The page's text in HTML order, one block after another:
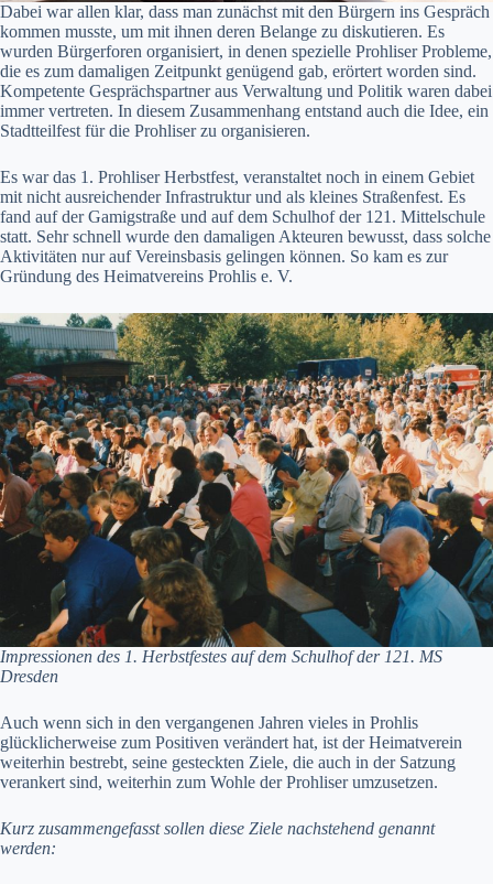
Dabei war allen klar, dass man zunächst mit den Bürgern ins Gespräch
kommen musste, um mit ihnen deren Belange zu diskutieren. Es
wurden Bürgerforen organisiert, in denen spezielle Prohliser Probleme,
die es zum damaligen Zeitpunkt genügend gab, erörtert worden sind.
Kompetente Gesprächspartner aus Verwaltung und Politik waren dabei
immer vertreten. In diesem Zusammenhang entstand auch die Idee, ein
Stadtteilfest für die Prohliser zu organisieren.
Es war das 1. Prohliser Herbstfest, veranstaltet noch in einem Gebiet
mit nicht ausreichender Infrastruktur und als kleines Straßenfest. Es
fand auf der Gamigstraße und auf dem Schulhof der 121. Mittelschule
statt. Sehr schnell wurde den damaligen Akteuren bewusst, dass solche
Aktivitäten nur auf Vereinsbasis gelingen können. So kam es zur
Gründung des Heimatvereins Prohlis e. V.
Impressionen des 1. Herbstfestes auf dem Schulhof der 121. MS
Dresden
Auch wenn sich in den vergangenen Jahren vieles in Prohlis
glücklicherweise zum Positiven verändert hat, ist der Heimatverein
weiterhin bestrebt, seine gesteckten Ziele, die auch in der Satzung
verankert sind, weiterhin zum Wohle der Prohliser umzusetzen.
Kurz zusammengefasst sollen diese Ziele nachstehend genannt
werden: